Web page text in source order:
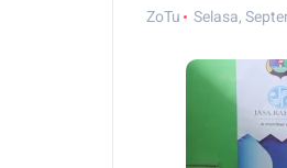
ZoTu Selasa,